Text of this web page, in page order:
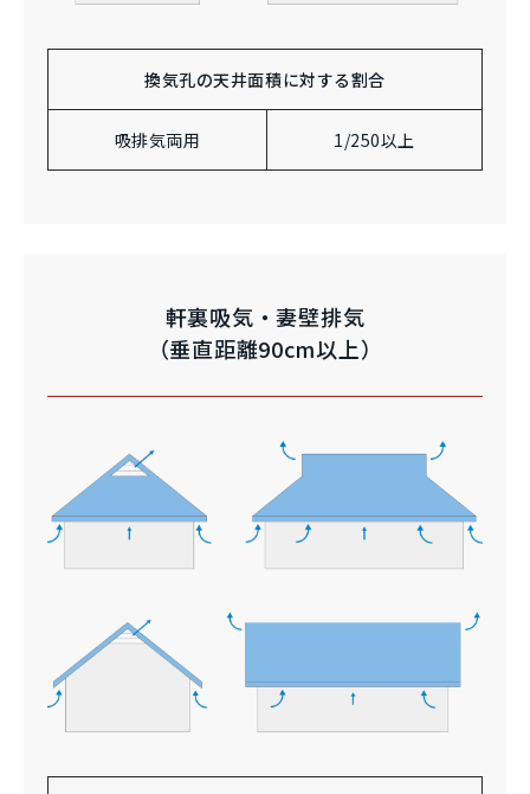
換気孔の天井面積に対する割合
吸排気両用 1/250以上
軒裏吸気・妻壁排気
（垂直距離90cm以上）